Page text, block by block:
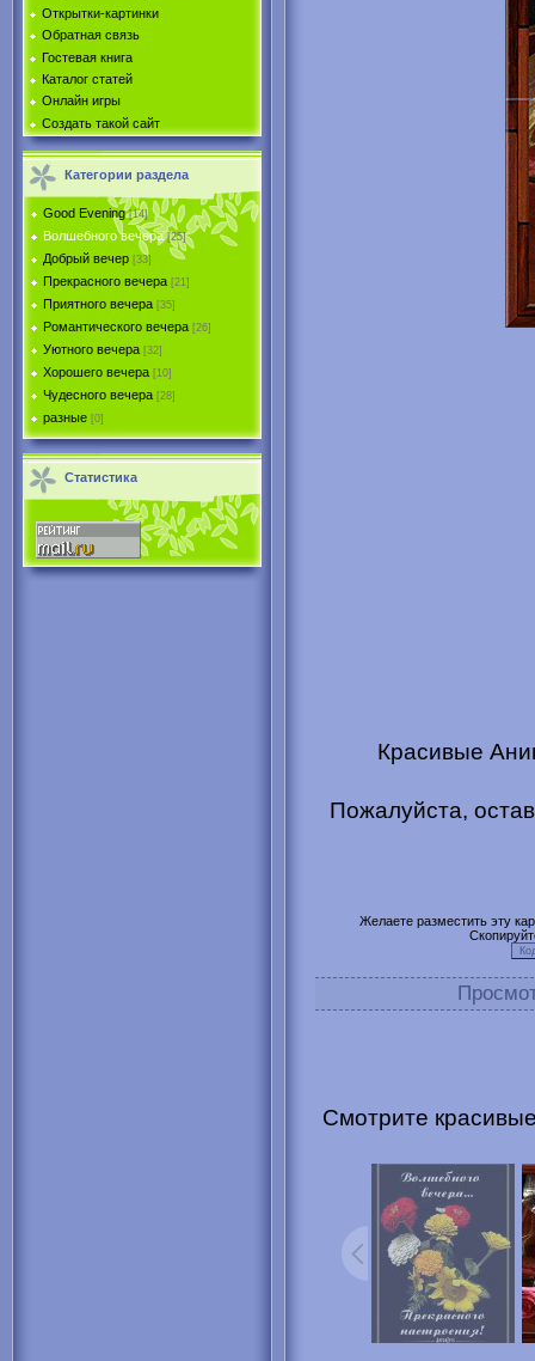
Открытки-картинки
Обратная связь
Гостевая книга
Каталог статей
Онлайн игры
Создать такой сайт
Категории раздела
Good Evening [14]
Волшебного вечера [25]
Добрый вечер [33]
Прекрасного вечера [21]
Приятного вечера [35]
Романтического вечера [26]
Уютного вечера [32]
Хорошего вечера [10]
Чудесного вечера [28]
разные [0]
Статистика
Красивые
Пожалуйста,
Желаете разместить эту
Смотрите